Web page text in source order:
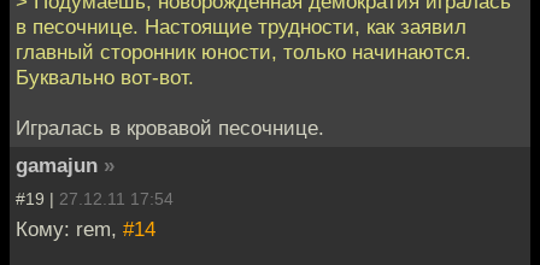
в песочнице. Настоящие трудности, как заявил
главный сторонник юности, только начинаются.
Буквально вот-вот.
Игралась в кровавой песочнице.
gamajun »
#19 | 27.12.11 17:54
Кому: rem, #14